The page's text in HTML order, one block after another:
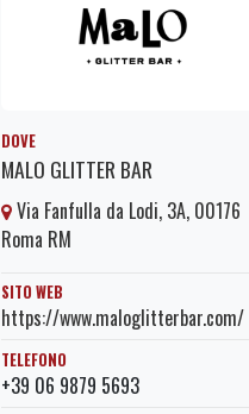
DOVE
MALO GLITTER BAR
Via Fanfulla da Lodi, 3A, 00176
Roma RM
SITO WEB
https://www.maloglitterbar.com/
TELEFONO
+39 06 9879 5693